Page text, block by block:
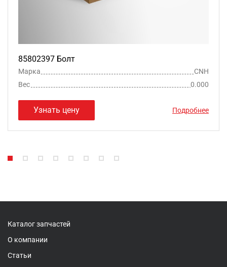
85802397 Болт
Марка
CNH
Вес
0.000
Узнать цену Подробнее
Каталог запчастей
О компании
Статьи